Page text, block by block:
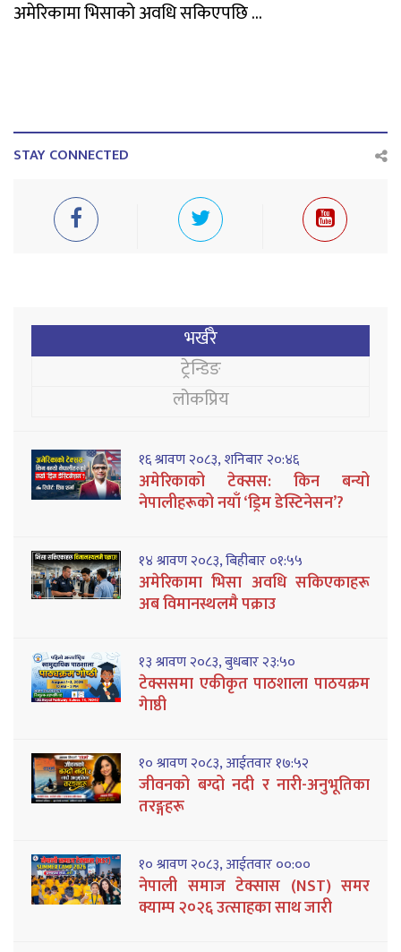
अमेरिकामा भिसाको अवधि सकिएपछि ...
STAY CONNECTED
भर्खरै
ट्रेन्डिङ
लोकप्रिय
१६ श्रावण २०८३, शनिबार २०:४६
अमेरिकाको टेक्सस: किन बन्यो
नेपालीहरूको नयाँ ‘ड्रिम डेस्टिनेसन’?
१४ श्रावण २०८३, बिहीबार ०१:५५
अमेरिकामा भिसा अवधि सकिएकाहरू
अब विमानस्थलमै पक्राउ
१३ श्रावण २०८३, बुधबार २३:५०
टेक्ससमा एकीकृत पाठशाला पाठयक्रम
गेाष्ठी
१० श्रावण २०८३, आईतवार १७:५२
जीवनको बग्दो नदी र नारी-अनुभूतिका
तरङ्गहरू
१० श्रावण २०८३, आईतवार ००:००
नेपाली समाज टेक्सास (NST) समर
क्याम्प २०२६ उत्साहका साथ जारी